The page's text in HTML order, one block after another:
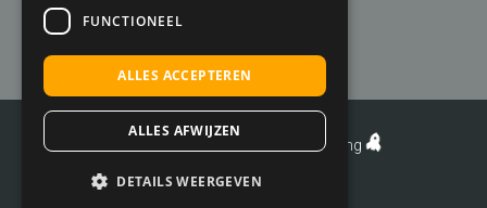
Development door MADE Marketing
FUNCTIONEEL
ALLES ACCEPTEREN
ALLES AFWIJZEN
DETAILS WEERGEVEN